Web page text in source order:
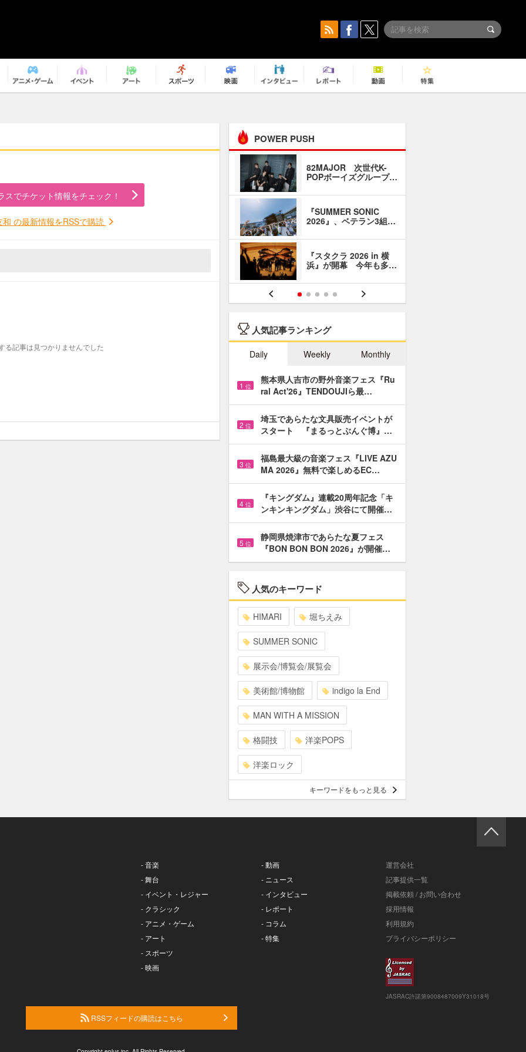
スでチケット情報をチェック！
和 の最新情報をRSSで購読
る記事は見つかりませんでした
POWER PUSH
82MAJOR 次世代K-
POPボーイズグループ…
『SUMMER SONIC
2026』、ベテラン3組…
『スタクラ 2026 in 横
浜』が開幕 今年も多…
人気記事ランキング
Daily Weekly Monthly
1 位
熊本県人吉市の野外音楽フェス『Ru
ral Act'26』TENDOUJIら最…
2 位
埼玉であらたな文具販売イベントが
スタート 『まるっとぶんぐ博』…
3 位
福島最大級の音楽フェス『LIVE AZU
MA 2026』無料で楽しめるEC…
4 位
『キングダム』連載20周年記念「キ
ンキンキングダム」渋谷にて開催…
5 位
静岡県焼津市であらたな夏フェス
『BON BON BON 2026』が開催…
人気のキーワード
HIMARI 堀ちえみ
SUMMER SONIC
展示会/博覧会/展覧会
美術館/博物館 indigo la End
MAN WITH A MISSION
格闘技 洋楽POPS
洋楽ロック
キーワードをもっと見る
- 音楽
- 舞台
- イベント・レジャー
- クラシック
- アニメ・ゲーム
- アート
- スポーツ
- 映画
- 動画
- ニュース
- インタビュー
- レポート
- コラム
- 特集
運営会社
記事提供一覧
掲載依頼 / お問い合わせ
採用情報
利用規約
プライバシーポリシー
JASRAC許諾第9008487009Y31018号
RSSフィードの購読はこちら